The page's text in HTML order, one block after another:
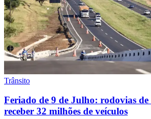
Trânsito
Feriado de 9 de Julho: rodovias de
receber 32 milhões de veículos